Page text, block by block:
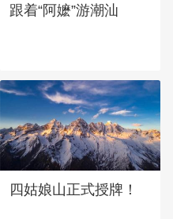
跟着“阿嬷”游潮汕
四姑娘山正式授牌！